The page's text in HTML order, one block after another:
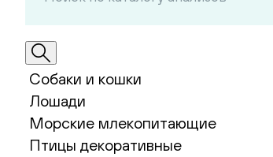
Собаки и кошки
Лошади
Морские млекопитающие
Птицы декоративные